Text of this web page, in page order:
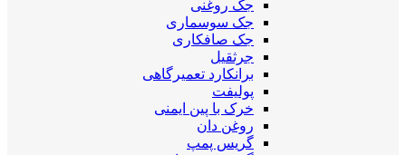
جک روغنی
جک سوسماری
جک صافکاری
جرثقیل
برانکارد تعمیرگاهی
پولیفت
خرک با پین ایمنی
روغن دان
گریس پمپ